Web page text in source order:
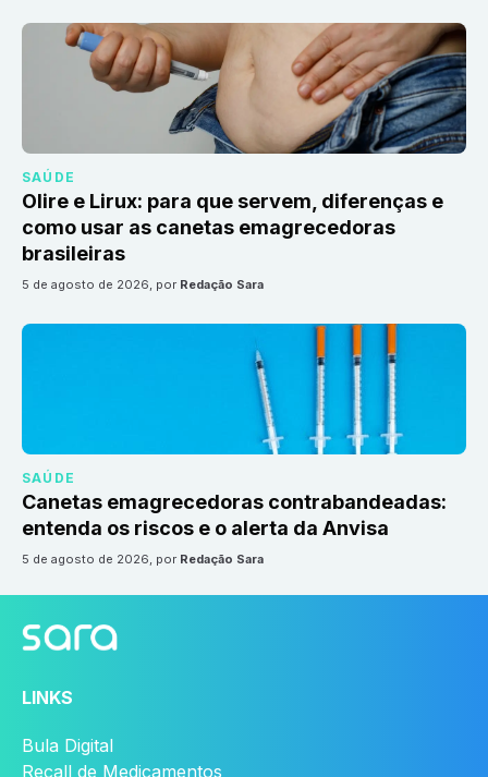
SAÚDE
Olire e Lirux: para que servem, diferenças e
como usar as canetas emagrecedoras
brasileiras
5 de agosto de 2026, por Redação Sara
SAÚDE
Canetas emagrecedoras contrabandeadas:
entenda os riscos e o alerta da Anvisa
5 de agosto de 2026, por Redação Sara
LINKS
Bula Digital
Recall de Medicamentos